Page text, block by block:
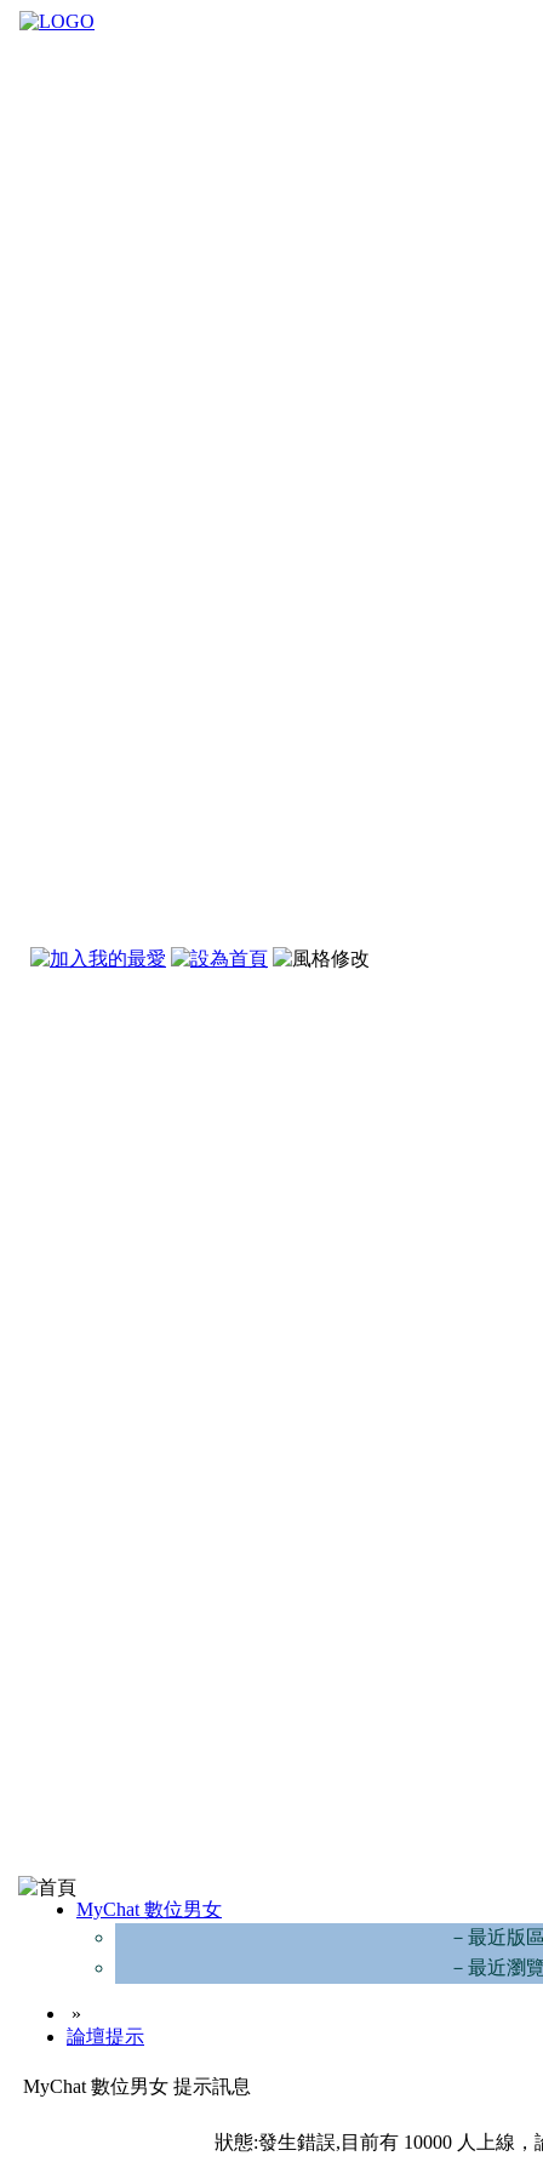
MyChat 數位男女
－最近版
－最近瀏
»
論壇提示
MyChat 數位男女 提示訊息
狀態:發生錯誤,目前有 10000 人上線